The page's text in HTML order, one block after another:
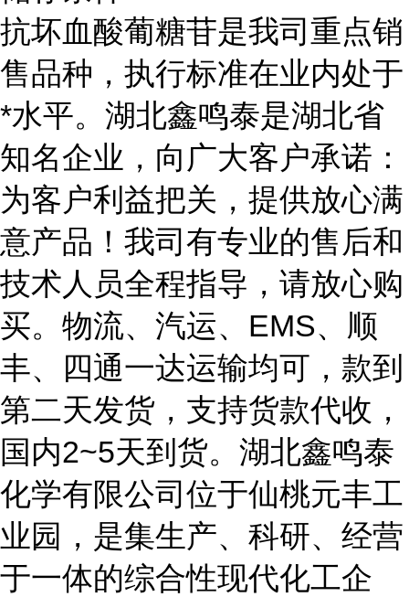
抗坏血酸葡糖苷是我司重点销
售品种，执行标准在业内处于
*水平。湖北鑫鸣泰是湖北省
知名企业，向广大客户承诺：
为客户利益把关，提供放心满
意产品！我司有专业的售后和
技术人员全程指导，请放心购
买。物流、汽运、EMS、顺
丰、四通一达运输均可，款到
第二天发货，支持货款代收，
国内2~5天到货。湖北鑫鸣泰
化学有限公司位于仙桃元丰工
业园，是集生产、科研、经营
于一体的综合性现代化工企